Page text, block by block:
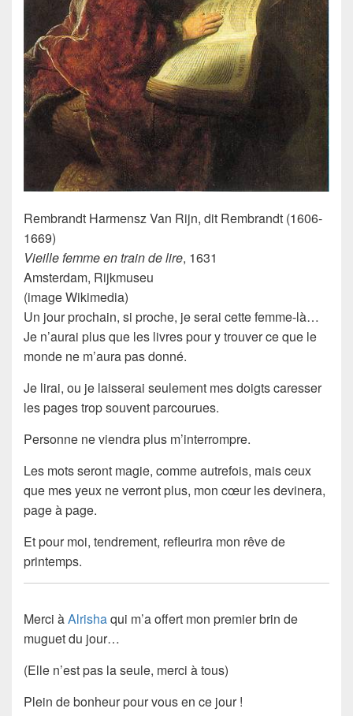
Rembrandt Harmensz Van Rijn, dit Rembrandt (1606-
1669)
Vieille femme en train de lire, 1631
Amsterdam, Rijkmuseu
(image Wikimedia)
Un jour prochain, si proche, je serai cette femme-là…
Je n’aurai plus que les livres pour y trouver ce que le
monde ne m’aura pas donné.
Je lirai, ou je laisserai seulement mes doigts caresser
les pages trop souvent parcourues.
Personne ne viendra plus m’interrompre.
Les mots seront magie, comme autrefois, mais ceux
que mes yeux ne verront plus, mon cœur les devinera,
page à page.
Et pour moi, tendrement, refleurira mon rêve de
printemps.
Merci àAlrishaqui m’a offert mon premier brin de
muguet du jour…
(Elle n’est pas la seule, merci à tous)
Plein de bonheur pour vous en ce jour !